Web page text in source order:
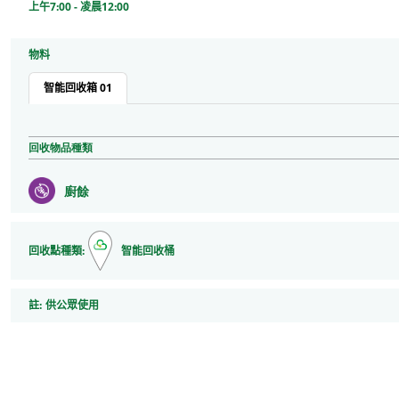
上午7:00 - 凌晨12:00
物料
智能回收箱 01
回收物品種類
廚餘
回收點種類: 智能回收桶
註: 註
供公眾使用